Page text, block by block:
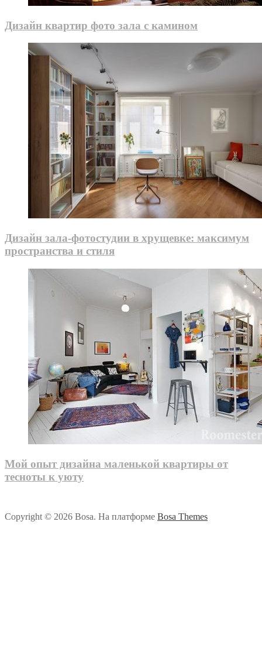
Дизайн квартир фото зала с камином
Дизайн зала-фотостудии в хрущевке: максимум
пространства и стиля
Мой опыт дизайна маленькой квартиры от
тесноты к уюту
Copyright © 2026 Bosa. На платформе Bosa Themes